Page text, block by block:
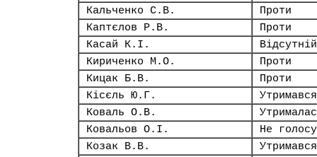
Кальченко С.В.
Проти
Каптєлов Р.В.
Проти
Касай К.І.
Відсутній
Кириченко М.О.
Проти
Кицак Б.В.
Проти
Кісєль Ю.Г.
Утримався
Коваль О.В.
Ковальов О.І.
Не
Козак В.В.
Утримався